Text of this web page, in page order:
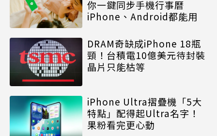
你一鍵同步手機行事曆
iPhone、Android都能用
DRAM奇缺成iPhone 18瓶
頸！台積電10億美元待封裝
晶片只能枯等
iPhone Ultra摺疊機「5大
特點」配得起Ultra名字！
果粉看完更心動